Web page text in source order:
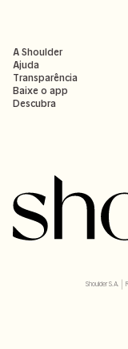
A Shoulder
Ajuda
Transparência
Baixe o app
Shoulder S.A.